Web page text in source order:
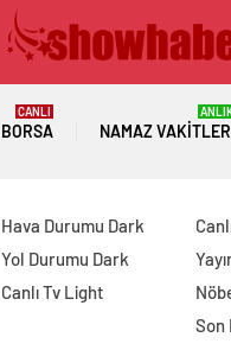
BORSA
CANLI
NAMAZ
Hava Durumu Dark
Yol Durumu Dark
Canlı Tv Light
Son